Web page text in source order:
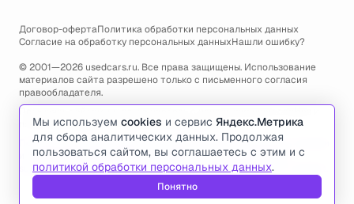
Договор-офертаПолитика обработки персональных данных
Согласие на обработку персональных данныхНашли ошибку?
© 2001—2026 usedcars.ru. Все права защищены. Использование
материалов сайта разрешено только с письменного согласия
правообладателя.
Пользуясь сайтом, вы соглашаетесь с использованием cookies и
политикой обработки персональных данных.
По всем вопросам связанным с работой сайта, ошибками, глюками
и проблемами обращайтесь по адресу электронной почты
support@usedcars.ruили пишите в телеграм@usedcarsru_support
Мы используем cookies и сервис Яндекс.Метрика
для сбора аналитических данных. Продолжая
пользоваться сайтом, вы соглашаетесь с этим и с
политикой обработки персональных данных.
Понятно